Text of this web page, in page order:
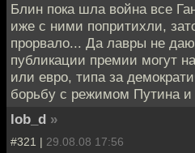
Блин пока шла война все
иже с ними попритихли,
прорвало... Да лавры не
публикации премии могут
или евро, типа за
борьбу с режимом Путина
lob_d »
#321 | 29.08.08 17:56